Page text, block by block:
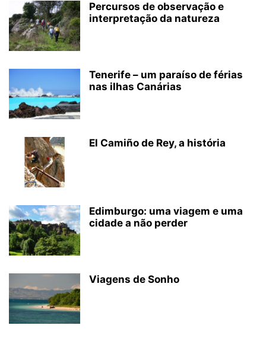
Percursos de observação e
interpretação da natureza
Tenerife – um paraíso de férias
nas ilhas Canárias
El Camiño de Rey, a história
Edimburgo: uma viagem e uma
cidade a não perder
Viagens de Sonho